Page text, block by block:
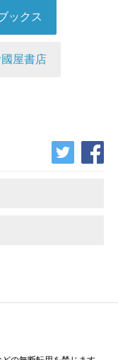
ックス
屋書店